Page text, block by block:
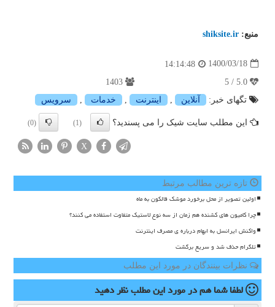
منبع: shiksite.ir
1400/03/18
14:14:48
تگهای خبر:
آنلاین , اینترنت , خدمات , سرویس
این مطلب سایت شیک را می پسندید؟ (1)
(0)
X
تازه ترین مطالب مرتبط
اولین تصویر از محل برخورد موشک فالکون به ماه
چرا کامیون های کشنده هم زمان از سه نوع لاستیک متفاوت استفاده می کنند؟
واکنش ایرانسل به ابهام درباره ی مصرف اینترنت
تلگرام حذف شد و سریع برگشت
نظرات بینندگان در مورد این مطلب
لطفا شما همدر مورد این مطلبنظر دهید